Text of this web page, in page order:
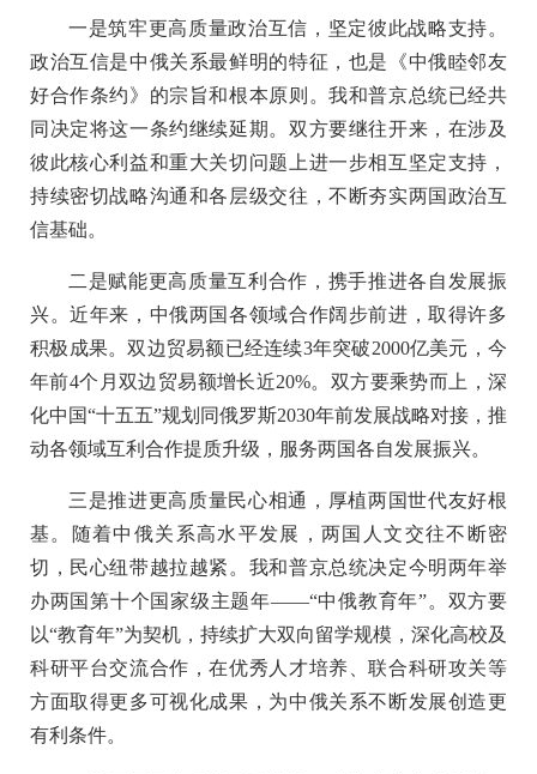
一是筑牢更高质量政治互信，坚定彼此战略支持。
政治互信是中俄关系最鲜明的特征，也是《中俄睦邻友
好合作条约》的宗旨和根本原则。我和普京总统已经共
同决定将这一条约继续延期。双方要继往开来，在涉及
彼此核心利益和重大关切问题上进一步相互坚定支持，
持续密切战略沟通和各层级交往，不断夯实两国政治互
信基础。
二是赋能更高质量互利合作，携手推进各自发展振
兴。近年来，中俄两国各领域合作阔步前进，取得许多
积极成果。双边贸易额已经连续3年突破2000亿美元，今
年前4个月双边贸易额增长近20%。双方要乘势而上，深
化中国“十五五”规划同俄罗斯2030年前发展战略对接，推
动各领域互利合作提质升级，服务两国各自发展振兴。
三是推进更高质量民心相通，厚植两国世代友好根
基。随着中俄关系高水平发展，两国人文交往不断密
切，民心纽带越拉越紧。我和普京总统决定今明两年举
办两国第十个国家级主题年——“中俄教育年”。双方要
以“教育年”为契机，持续扩大双向留学规模，深化高校及
科研平台交流合作，在优秀人才培养、联合科研攻关等
方面取得更多可视化成果，为中俄关系不断发展创造更
有利条件。